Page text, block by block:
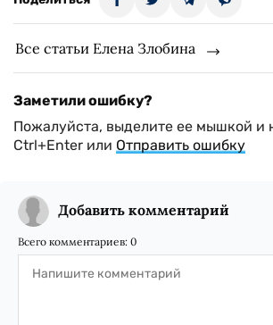
Все статьи Елена Злобина
Заметили ошибку?
Пожалуйста, выделите ее мышкой и
Ctrl+Enter или Отправить ошибку
Добавить комментарий
Всего комментариев: 0